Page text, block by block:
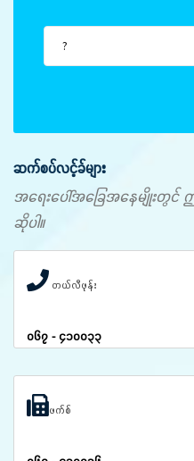
ဆက်စပ်လင့်ခ်များ
အရေးပေါ်အခြေအနေမျိုးတွင်
ဆိုပါ။
တယ်လီဖုန်း
၀၆၇ - ၄၁၀၀၃၃
ဖက်စ်